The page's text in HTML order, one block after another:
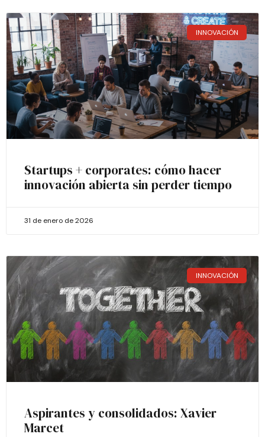
INNOVACIÓN
Startups + corporates: cómo hacer
innovación abierta sin perder tiempo
31 de enero de 2026
INNOVACIÓN
Aspirantes y consolidados: Xavier
Marcet